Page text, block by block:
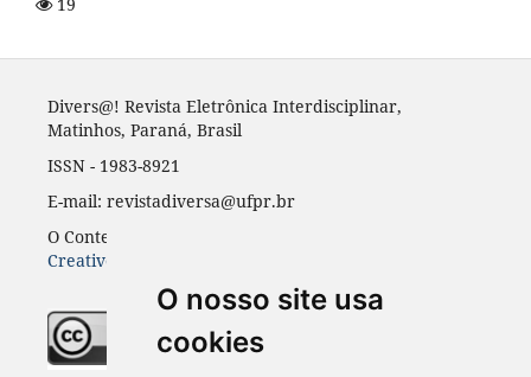
O nosso site usa
cookies
19
Divers@! Revista Eletrônica Interdisciplinar,
Matinhos, Paraná, Brasil
ISSN - 1983-8921
E-mail: revistadiversa@ufpr.br
O Conteúdo desta revista está publicado sob a licença
Creative Common Atribuição 4.0